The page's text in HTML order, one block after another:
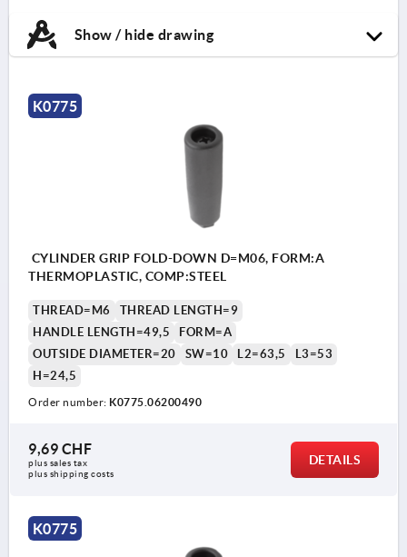
Show / hide drawing
K0775
CYLINDER GRIP FOLD-DOWN D=M06, FORM:A
THERMOPLASTIC, COMP:STEEL
THREAD=M6
THREAD LENGTH=9
HANDLE LENGTH=49,5
FORM=A
OUTSIDE DIAMETER=20
SW=10 L2=63,5
L3=53
H=24,5
Order number: K0775.06200490
9,69 CHF
plus sales tax
plus shipping costs
DETAILS
K0775